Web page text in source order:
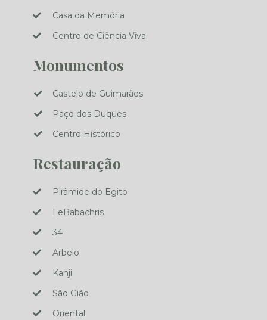
Casa da Memória
Centro de Ciência Viva
Monumentos
Castelo de Guimarães
Paço dos Duques
Centro Histórico
Restauração
Pirâmide do Egito
LeBabachris
34
Arbelo
Kanji
São Gião
Oriental